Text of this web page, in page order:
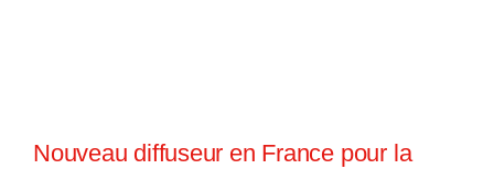
Nouveau diffuseur en France pour la